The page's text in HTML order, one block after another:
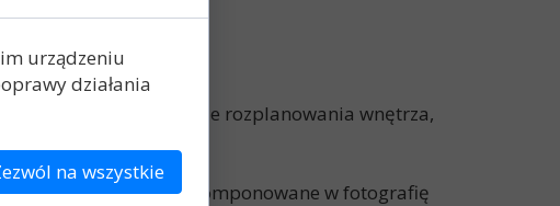
(dwie opcje rozplanowania wnętrza,
obiektu wkomponowane w fotografię
urządzeniu
działania
na wszystkie